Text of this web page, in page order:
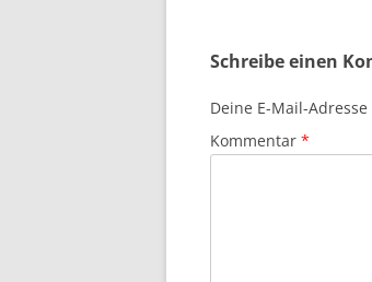
Schreibe einen
Deine E-Mail-
Kommentar *